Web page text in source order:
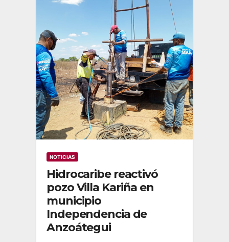
NOTICIAS
Hidrocaribe reactivó
pozo Villa Kariña en
municipio
Independencia de
Anzoátegui